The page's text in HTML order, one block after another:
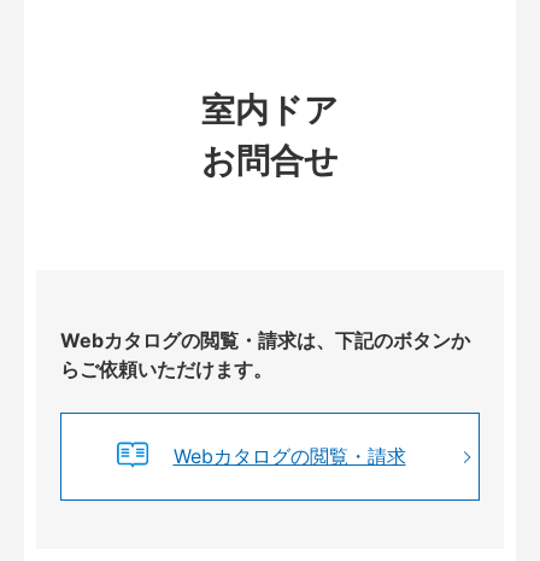
室内ドア
お問合せ
Webカタログの閲覧・請求は、下記のボタンか
らご依頼いただけます。
Webカタログの閲覧・請求